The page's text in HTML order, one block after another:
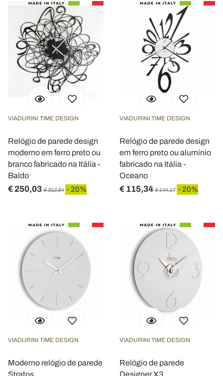
VIADURINI TIME DESIGN
Relógio de parede design
moderno em ferro preto ou
branco fabricado na Itália -
Baldo
€ 250,03 € 312,54 - 20%
VIADURINI TIME DESIGN
Relógio de parede design
em ferro preto ou alumínio
fabricado na Itália -
Oceano
€ 115,34 € 144,17 - 20%
VIADURINI TIME DESIGN
Moderno relógio de parede
Stratos
VIADURINI TIME DESIGN
Relógio de parede
Designer X3